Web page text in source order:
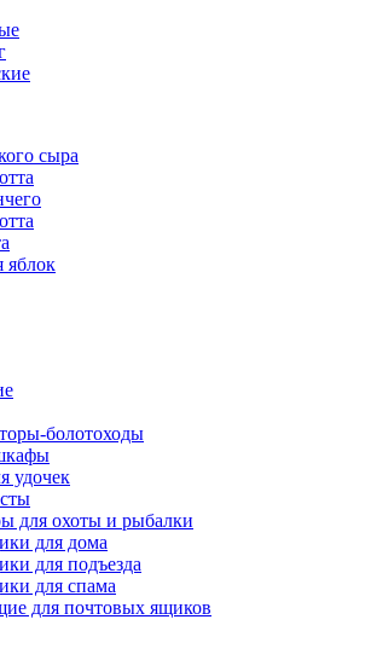
сыра
яблок
болотоходы
удочек
для охоты и рыбалки
для дома
для подъезда
для спама
для почтовых ящиков